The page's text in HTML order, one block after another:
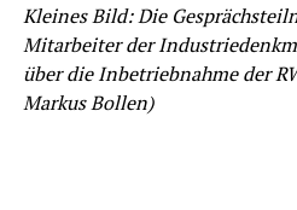
Kleines Bild: Die
Mitarbeiter der
über die Inbetriebnahme der
Markus Bollen)